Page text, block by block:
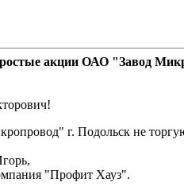
акции ОАО "Завод
г. Подольск не
"Профит Хауз".